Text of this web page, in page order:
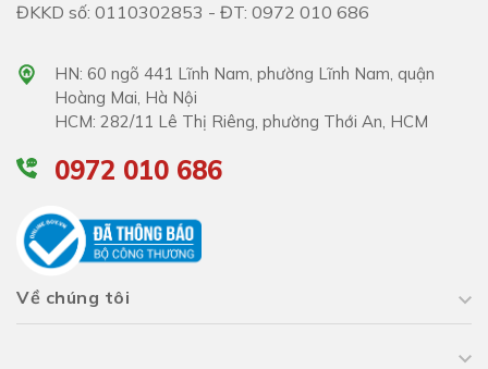
ĐKKD số: 0110302853 - ĐT: 0972 010 686
HN: 60 ngõ 441 Lĩnh Nam, phường Lĩnh Nam, quận
Hoàng Mai, Hà Nội
HCM: 282/11 Lê Thị Riêng, phường Thới An, HCM
0972 010 686
Về chúng tôi